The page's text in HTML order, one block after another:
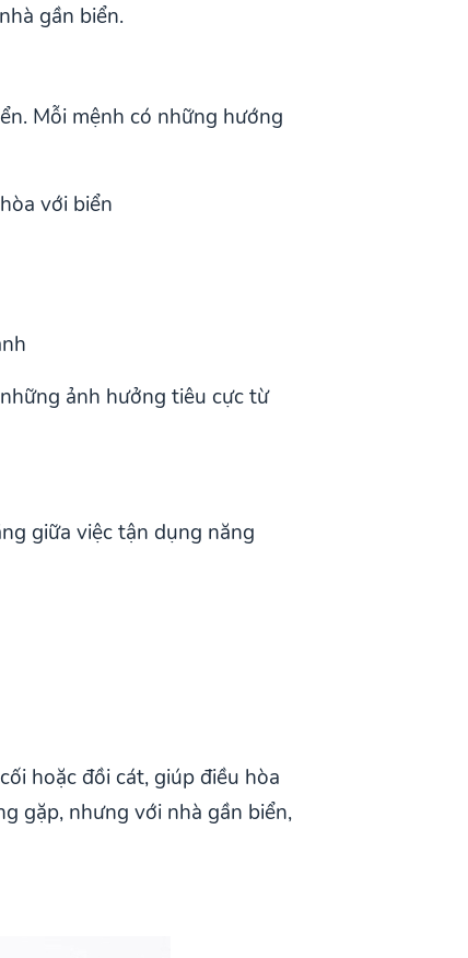
gần biển.
Mỗi mệnh có những hướng
với biển
ảnh hưởng tiêu cực từ
giữa việc tận dụng năng
hoặc đồi cát, giúp điều hòa
gặp, nhưng với nhà gần biển,